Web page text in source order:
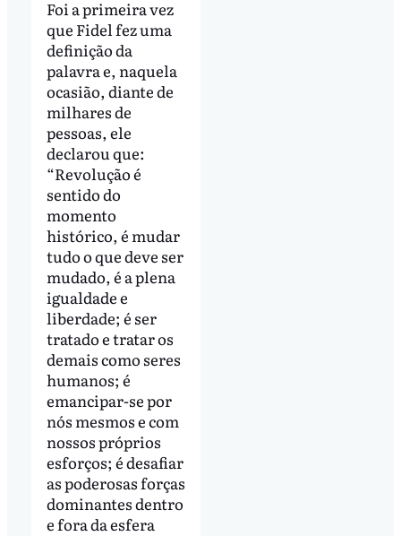
Foi a primeira vez
que Fidel fez uma
definição da
palavra e, naquela
ocasião, diante de
milhares de
pessoas, ele
declarou que:
“Revolução é
sentido do
momento
histórico, é mudar
tudo o que deve ser
mudado, é a plena
igualdade e
liberdade; é ser
tratado e tratar os
demais como seres
humanos; é
emancipar-se por
nós mesmos e com
nossos próprios
esforços; é desafiar
as poderosas forças
dominantes dentro
e fora da esfera